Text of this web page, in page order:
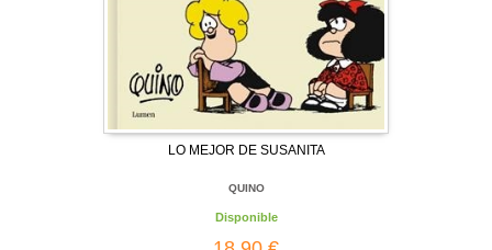
LO MEJOR DE SUSANITA
QUINO
Disponible